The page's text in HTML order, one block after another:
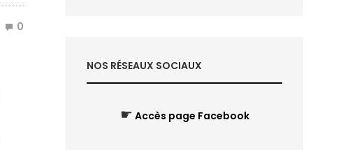
0
NOS RÉSEAUX SOCIAUX
☛ Accès page Facebook